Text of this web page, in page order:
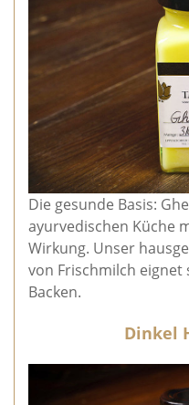
Die gesunde Basis:
ayurvedischen Küche
Wirkung. Unser
von Frischmilch eignet
Backen.
Dinkel